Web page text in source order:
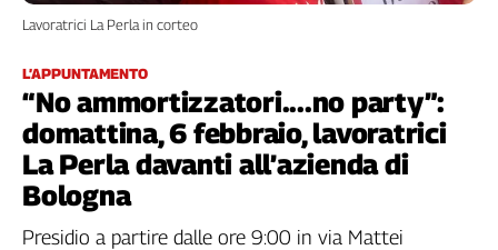
Culture
Categorie
Filcams
Filctem
Fillea
Filt
L’APPUNTAMENTO
“No ammortizzatori....no party”:
domattina, 6 febbraio, lavoratrici
La Perla davanti all’azienda di
Bologna
Lavoratrici La Perla in corteo
Presidio a partire dalle ore 9:00 in via Mattei